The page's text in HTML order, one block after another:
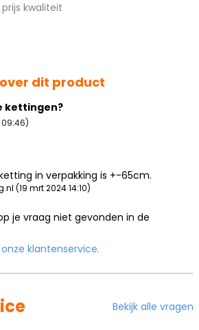
kwaliteit
dit product
kettingen?
in verpakking is +-65cm.
(19 mrt 2024 14:10)
je vraag niet gevonden in de
klantenservice.
Bekijk alle vragen